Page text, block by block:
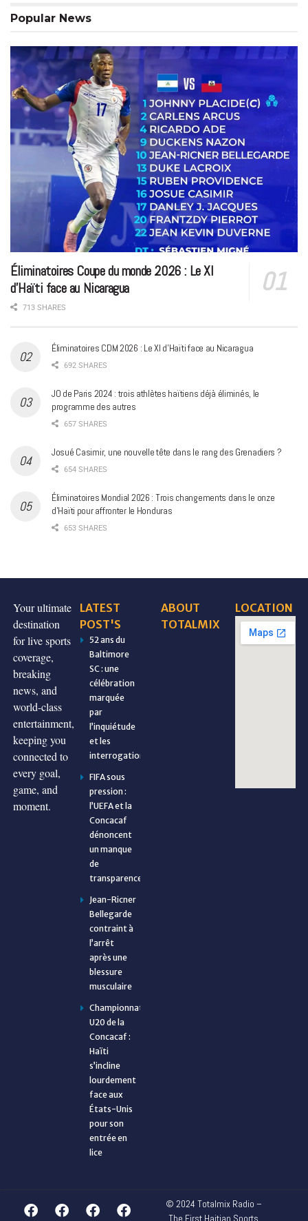
Popular News
Éliminatoires Coupe du monde 2026 : Le XI
d’Haïti face au Nicaragua
713 SHARES
Éliminatoires CDM 2026 : Le XI d’Haïti face au Nicaragua
692 SHARES
JO de Paris 2024 : trois athlètes haïtiens déjà éliminés, le
programme des autres
657 SHARES
Josué Casimir, une nouvelle tête dans le rang des Grenadiers ?
654 SHARES
Éliminatoires Mondial 2026 : Trois changements dans le onze
d’Haïti pour affronter le Honduras
653 SHARES
Your ultimate
destination
for live sports
coverage,
breaking
news, and
world-class
entertainment,
keeping you
connected to
every goal,
game, and
moment.
LATEST
POST'S
52 ans du
Baltimore
SC : une
célébration
marquée
par
l’inquiétude
et les
interrogations
FIFA sous
pression :
l’UEFA et la
Concacaf
dénoncent
un manque
de
transparence
Jean-Ricner
Bellegarde
contraint à
l’arrêt
après une
blessure
musculaire
Championnat
U20 de la
Concacaf :
Haïti
s’incline
lourdement
face aux
États-Unis
pour son
entrée en
lice
ABOUT
TOTALMIX
LOCATION
© 2024 Totalmix Radio –
The First Haitian Sports